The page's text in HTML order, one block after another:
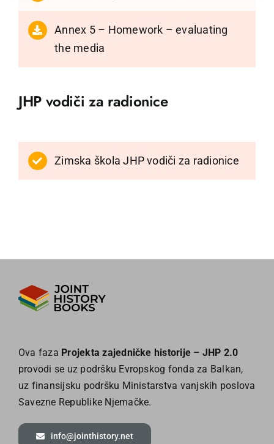
Annex 5 – Homework – evaluating
the media
JHP vodiči za radionice
Zimska škola JHP vodiči za radionice
Ova faza Projekta zajedničke historije – JHP 2.0
provodi se uz podršku Evropskog fonda za Balkan,
uz finansijsku podršku Ministarstva vanjskih poslova
Savezne Republike Njemačke.
info@jointhistory.net